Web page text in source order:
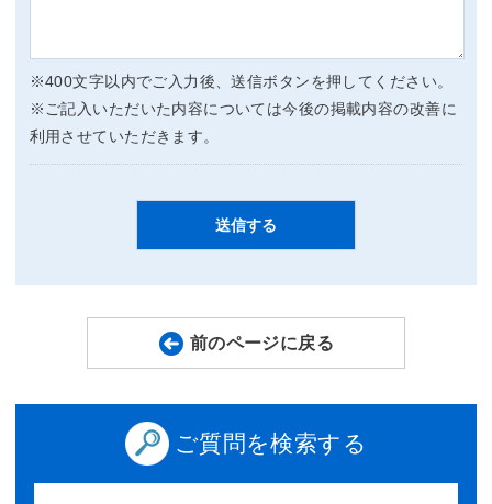
※400文字以内でご入力後、送信ボタンを押してください。
※ご記入いただいた内容については今後の掲載内容の改善に
利用させていただきます。
前のページに戻る
ご質問を検索する